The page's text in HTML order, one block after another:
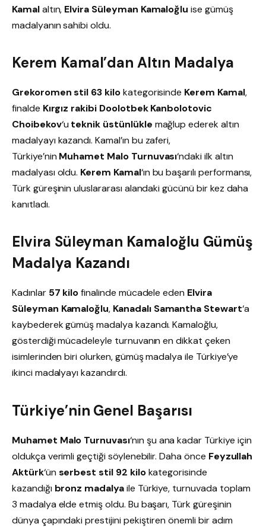
Kamalaltın, Elvira Süleyman Kamaloğlu ise gümüş
madalyanın sahibi oldu.
Kerem Kamal’dan Altın Madalya
Grekoromen stil 63 kilokategorisinde Kerem Kamal,
finalde Kırgız rakibi Doolotbek Kanbolotovic
Choibekov‘u teknik üstünlükle mağlup ederek altın
madalyayı kazandı. Kamal’ın bu zaferi,
Türkiye’nin Muhamet Malo Turnuvası‘ndaki ilk altın
madalyası oldu. Kerem Kamal‘ın bu başarılı performansı,
Türk güreşinin uluslararası alandaki gücünü bir kez daha
kanıtladı.
Elvira Süleyman Kamaloğlu Gümüş
Madalya Kazandı
Kadınlar 57 kilofinalinde mücadele eden Elvira
Süleyman Kamaloğlu, Kanadalı Samantha Stewart‘a
kaybederek gümüş madalya kazandı. Kamaloğlu,
gösterdiği mücadeleyle turnuvanın en dikkat çeken
isimlerinden biri olurken, gümüş madalya ile Türkiye’ye
ikinci madalyayı kazandırdı.
Türkiye’nin Genel Başarısı
Muhamet Malo Turnuvası‘nın şu ana kadar Türkiye için
oldukça verimli geçtiği söylenebilir. Daha önce Feyzullah
Aktürk‘ün serbest stil 92 kilokategorisinde
kazandığı bronz madalyaile Türkiye, turnuvada toplam
3 madalya elde etmiş oldu. Bu başarı, Türk güreşinin
dünya çapındaki prestijini pekiştiren önemli bir adım